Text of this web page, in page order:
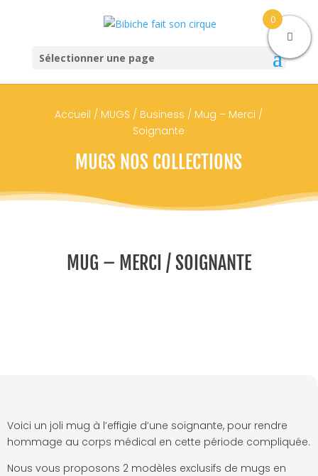
Sélectionner une page
Accueil / MUGS / Business / Mug – Merci /
Soignante
MUGS NOS COLLECTIONS
MUG – MERCI / SOIGNANTE
Voici un joli mug à l’effigie d’une soignante, pour rendre
hommage au corps médical en cette période compliquée.
Nous vous proposons 2 modèles exclusifs de mugs en
0